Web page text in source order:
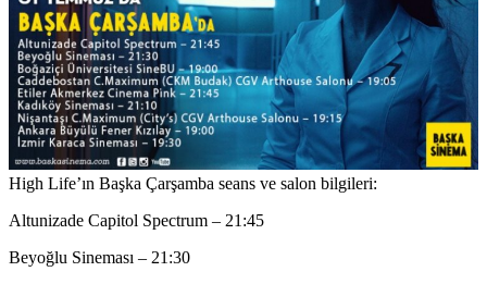
High Life’ın Başka Çarşamba seans ve salon bilgileri:
Altunizade Capitol Spectrum – 21:45
Beyoğlu Sineması – 21:30